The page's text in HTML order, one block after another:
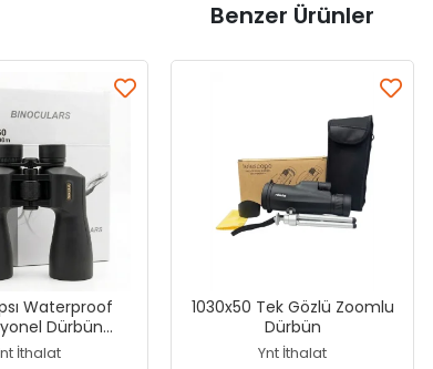
Benzer Ürünler
Waterproof
Dürbün
49m
İthalat
1030x50 Tek Gözlü Zoomlu
Dürbün
Ynt İthalat